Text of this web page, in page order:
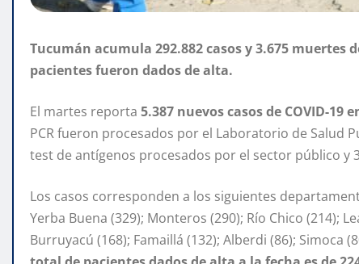
Tucumán acumula 292.882 casos y 3.675 muertes
pacientes fueron dados de alta.
El martes reporta 5.387 nuevos casos de COVID-
PCR fueron procesados por el Laboratorio de Salud
test de antígenos procesados por el sector público y
Los casos corresponden a los siguientes
Yerba Buena (329); Monteros (290); Río Chico (214);
Burruyacú (168); Famaillá (132); Alberdi (86); Simoca